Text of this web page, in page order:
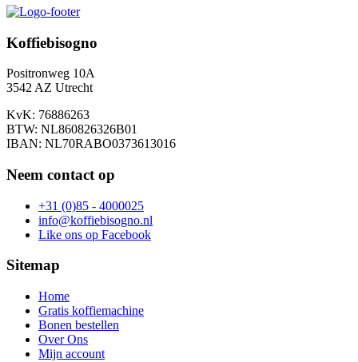
Koffiebisogno
Positronweg 10A
3542 AZ Utrecht
KvK: 76886263
BTW: NL860826326B01
IBAN: NL70RABO0373613016
Neem contact op
+31 (0)85 - 4000025
info@koffiebisogno.nl
Like ons op Facebook
Sitemap
Home
Gratis koffiemachine
Bonen bestellen
Over Ons
Mijn account